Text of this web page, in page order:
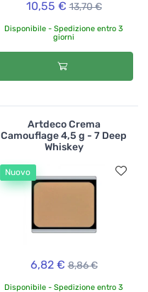
10,55 € 13,70 €
Disponibile - Spedizione entro 3
giorni
Artdeco Crema
Camouflage 4,5 g - 7 Deep
Whiskey
Nuovo
6,82 € 8,86 €
Disponibile - Spedizione entro 3